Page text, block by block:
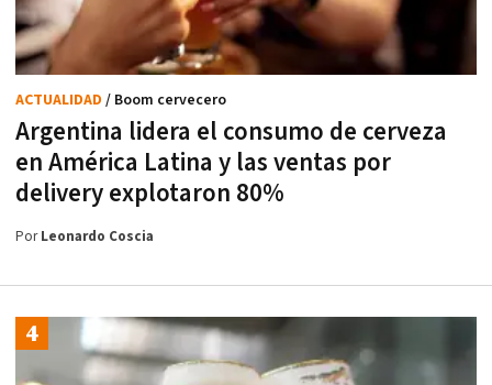
Argentina lidera el consumo de cerveza
en América Latina y las ventas por
delivery explotaron 80%
ACTUALIDAD / Boom cervecero
PorLeonardo Coscia